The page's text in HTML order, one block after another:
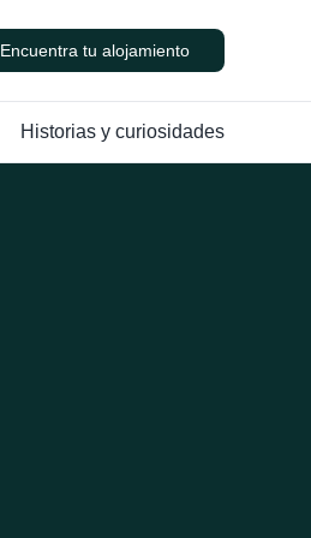
Encuentra tu alojamiento
Historias y curiosidades